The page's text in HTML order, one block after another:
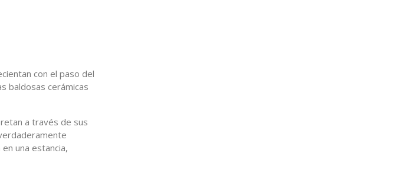
con el paso del
baldosas cerámicas
a través de sus
una estancia,